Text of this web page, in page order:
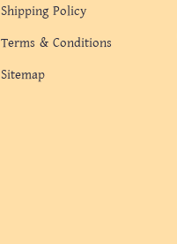
Shipping Policy
Terms & Conditions
Sitemap